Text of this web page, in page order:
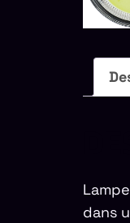
dans